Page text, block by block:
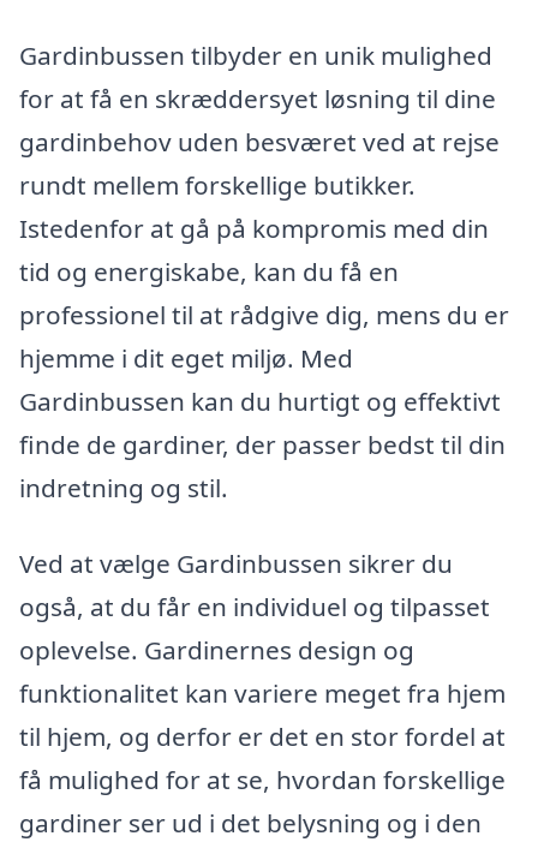
Gardinbussen tilbyder en unik mulighed
for at få en skræddersyet løsning til dine
gardinbehov uden besværet ved at rejse
rundt mellem forskellige butikker.
Istedenfor at gå på kompromis med din
tid og energiskabe, kan du få en
professionel til at rådgive dig, mens du er
hjemme i dit eget miljø. Med
Gardinbussen kan du hurtigt og effektivt
finde de gardiner, der passer bedst til din
indretning og stil.
Ved at vælge Gardinbussen sikrer du
også, at du får en individuel og tilpasset
oplevelse. Gardinernes design og
funktionalitet kan variere meget fra hjem
til hjem, og derfor er det en stor fordel at
få mulighed for at se, hvordan forskellige
gardiner ser ud i det belysning og i den